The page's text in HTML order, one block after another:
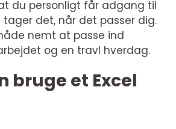
du personligt får adgang til
tager det, når det passer dig.
nemt at passe ind
og en travl hverdag.
bruge et Excel